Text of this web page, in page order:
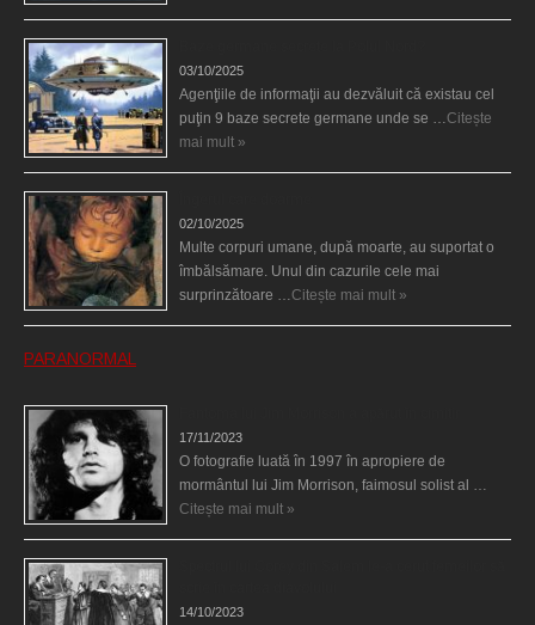
03/10/2025
Agenţiile de informaţii au dezvăluit că existau cel
puţin 9 baze secrete germane unde se …Citește
mai mult »
02/10/2025
Multe corpuri umane, după moarte, au suportat o
îmbălsămare. Unul din cazurile cele mai
surprinzătoare …Citește mai mult »
PARANORMAL
17/11/2023
O fotografie luată în 1997 în apropiere de
mormântul lui Jim Morrison, faimosul solist al …
Citește mai mult »
14/10/2023